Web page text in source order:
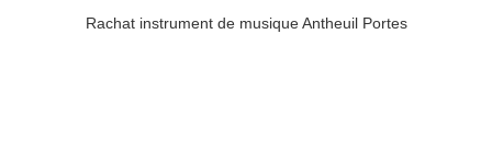
Rachat instrument de musique Antheuil Portes